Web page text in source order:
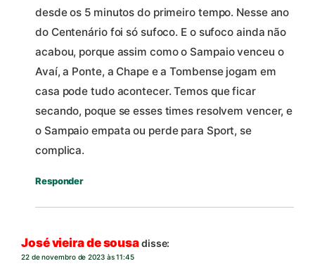
desde os 5 minutos do primeiro tempo. Nesse ano
do Centenário foi só sufoco. E o sufoco ainda não
acabou, porque assim como o Sampaio venceu o
Avaí, a Ponte, a Chape e a Tombense jogam em
casa pode tudo acontecer. Temos que ficar
secando, poque se esses times resolvem vencer, e
o Sampaio empata ou perde para Sport, se
complica.
Responder
José vieira de sousadisse:
22 de novembro de 2023 às 11:45